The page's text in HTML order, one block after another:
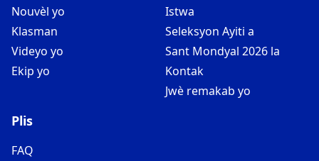
Nouvèl yo
Klasman
Videyo yo
Ekip yo
Istwa
Seleksyon Ayiti a
Sant Mondyal 2026 la
Kontak
Jwè remakab yo
Plis
FAQ